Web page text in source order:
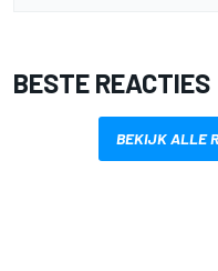
BESTE REACTIES
BEKIJK ALLE